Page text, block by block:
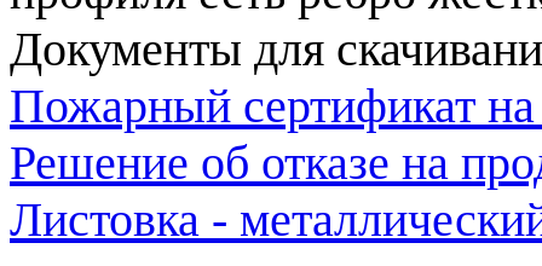
Документы для
Пожарный сертификат
Решение об отказе на
Листовка -